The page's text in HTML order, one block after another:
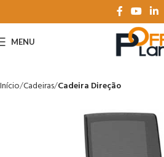
MENU
Início Cadeiras Cadeira Direção